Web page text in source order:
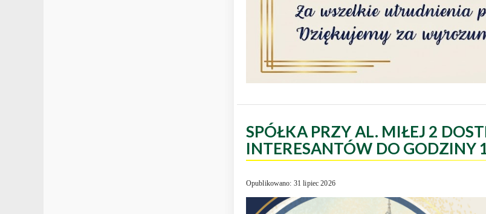
SPÓŁKA PRZY AL. MIŁEJ 2
INTERESANTÓW DO GODZINY
Opublikowano: 31 lipiec 2026